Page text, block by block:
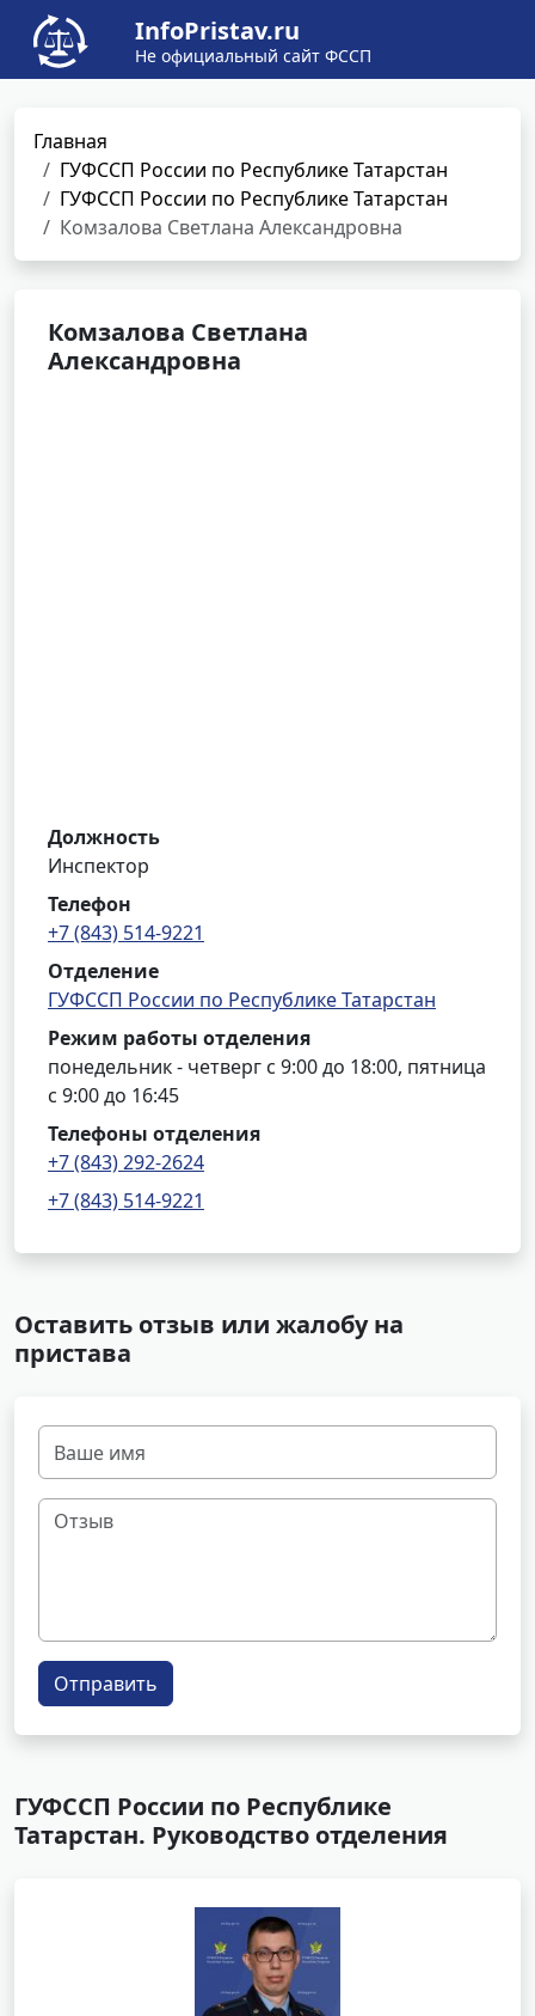
InfoPristav.ru
Не официальный сайт ФССП
Главная
ГУФССП России по Республике Татарстан
ГУФССП России по Республике Татарстан
Комзалова Светлана Александровна
Комзалова Светлана
Александровна
Должность
Инспектор
Телефон
+7 (843) 514-9221
Отделение
ГУФССП России по Республике Татарстан
Режим работы отделения
понедельник - четверг с 9:00 до 18:00, пятница
с 9:00 до 16:45
Телефоны отделения
+7 (843) 292-2624
+7 (843) 514-9221
Оставить отзыв или жалобу на
пристава
Отправить
ГУФССП России по Республике
Татарстан. Руководство отделения